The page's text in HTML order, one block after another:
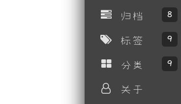
归档
8
标签 9
分类 9
关于